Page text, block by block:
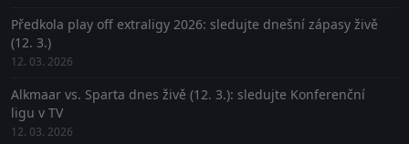
Předkola play off extraligy 2026: sledujte dnešní zápasy živě
(12. 3.)
12. 03. 2026
Alkmaar vs. Sparta dnes živě (12. 3.): sledujte Konferenční
ligu v TV
12. 03. 2026